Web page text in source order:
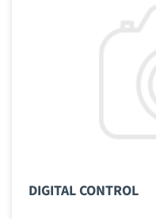
DIGITAL CONTROL